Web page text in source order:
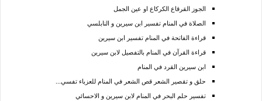
الجوز القرقاع الكركاع او عين الجمل
الصلاة في المنام تفسير ابن سيرين و النابلسي
قراءة الفاتحة في المنام تفسير ابن سيرين
قراءة القرآن في المنام بالتفصيل لابن سيرين
ابن سيرين القرد في المنام
حلق و تقصير الشعر قص الشعر في المنام للعزباء تفسي...
تفسير حلم البحر في المنام لابن سيرين و الاحسائي